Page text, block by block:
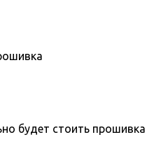
будет стоить прошивка